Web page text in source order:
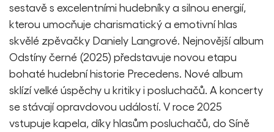
sestavě s excelentními hudebníky a silnou energií,
kterou umocňuje charismatický a emotivní hlas
skvělé zpěvačky Daniely Langrové. Nejnovější album
Odstíny černé (2025) představuje novou etapu
bohaté hudební historie Precedens. Nové album
sklízí velké úspěchy u kritiky i posluchačů. A koncerty
se stávají opravdovou událostí. V roce 2025
vstupuje kapela, díky hlasům posluchačů, do Síně